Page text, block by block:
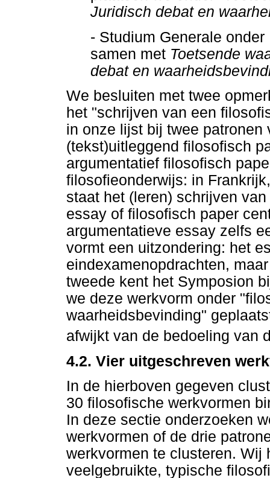
Juridisch debat en
- Studium Generale onder
samen met Toetsende
debat en
We besluiten met twee
het "schrijven van een
in onze lijst bij twee
(tekst)uitleggend filosofisch
argumentatief filosofisch
filosofieonderwijs: in
staat het (leren) schrijven
essay of filosofisch paper
argumentatieve essay zelfs
vormt een uitzondering: het
eindexamenopdrachten,
tweede kent het Symposion
we deze werkvorm onder
waarheidsbevinding"
afwijkt van de bedoeling van
4.2. Vier uitgeschreven
In de hierboven gegeven
30 filosofische werkvormen
In deze sectie onderzoeken
werkvormen of de drie
werkvormen te clusteren. Wij
veelgebruikte, typische